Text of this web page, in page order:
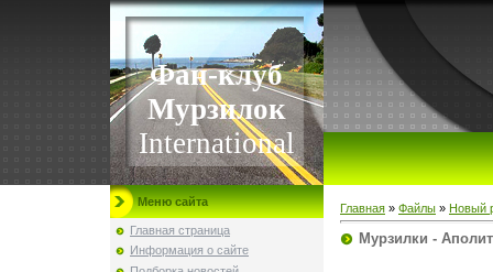
Фан-клуб
Мурзилок
International
Меню сайта
Главная страница
Информация о сайте
Главная » Файлы » Новый
Мурзилки -